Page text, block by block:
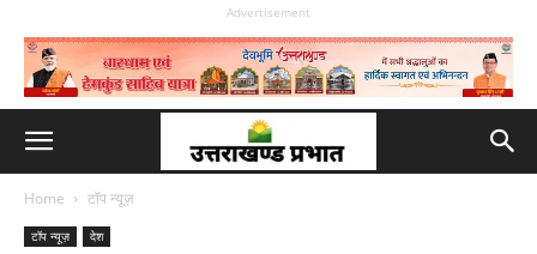
Advertisement
Home टॉप न्यूज़
टॉप न्यूज़ देश